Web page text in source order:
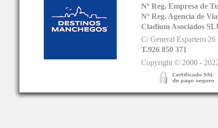
Nº Reg. Empresa de
Nº Reg. Agencia de
Cladium Asociados
C/ General Espartero
T.926 850 371
Copyright © 2000 -